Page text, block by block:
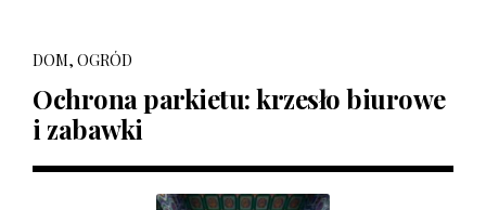
DOM, OGRÓD
Ochrona parkietu: krzesło biurowe
i zabawki